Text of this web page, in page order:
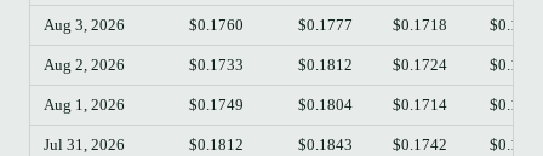
Aug 3, 2026 $0.1760 $0.1777 $0.1718 $0.1746
Aug 2, 2026 $0.1733 $0.1812 $0.1724 $0.1759
Aug 1, 2026 $0.1749 $0.1804 $0.1714 $0.1732
Jul 31, 2026 $0.1812 $0.1843 $0.1742 $0.1749